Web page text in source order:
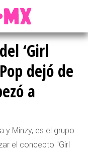
‘Girl
dejó de
a
y Minzy, es el grupo
el concepto "Girl